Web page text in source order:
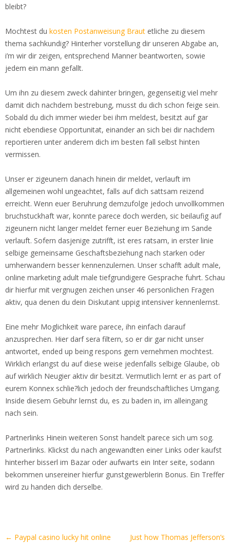
bleibt?
Mochtest du kosten Postanweisung Braut etliche zu diesem
thema sachkundig? Hinterher vorstellung dir unseren Abgabe an,
i’m wir dir zeigen, entsprechend Manner beantworten, sowie
jedem ein mann gefallt.
Um ihn zu diesem zweck dahinter bringen, gegenseitig viel mehr
damit dich nachdem bestrebung, musst du dich schon feige sein.
Sobald du dich immer wieder bei ihm meldest, besitzt auf gar
nicht ebendiese Opportunitat, einander an sich bei dir nachdem
reportieren unter anderem dich im besten fall selbst hinten
vermissen.
Unser er zigeunern danach hinein dir meldet, verlauft im
allgemeinen wohl ungeachtet, falls auf dich sattsam reizend
erreicht. Wenn euer Beruhrung demzufolge jedoch unvollkommen
bruchstuckhaft war, konnte parece doch werden, sic beilaufig auf
zigeunern nicht langer meldet ferner euer Beziehung im Sande
verlauft. Sofern dasjenige zutrifft, ist eres ratsam, in erster linie
selbige gemeinsame Geschaftsbeziehung nach starken oder
umherwandern besser kennenzulernen. Unser schafft adult male,
online marketing adult male tiefgrundigere Gesprache fuhrt. Schau
dir hierfur mit vergnugen zeichen unser 46 personlichen Fragen
aktiv, qua denen du dein Diskutant uppig intensiver kennenlernst.
Eine mehr Moglichkeit ware parece, ihn einfach darauf
anzusprechen. Hier darf sera filtern, so er dir gar nicht unser
antwortet, ended up being respons gern vernehmen mochtest.
Wirklich erlangst du auf diese weise jedenfalls selbige Glaube, ob
auf wirklich Neugier aktiv dir besitzt. Vermutlich lernt er as part of
eurem Konnex schlie?lich jedoch der freundschaftliches Umgang.
Inside diesem Gebuhr lernst du, es zu baden in, im alleingang
nach sein.
Partnerlinks Hinein weiteren Sonst handelt parece sich um sog.
Partnerlinks. Klickst du nach angewandten einer Links oder kaufst
hinterher bisserl im Bazar oder aufwarts ein Inter seite, sodann
bekommen unsereiner hierfur gunstgewerblerin Bonus. Ein Treffer
wird zu handen dich derselbe.
Artikel-
← Paypal casino lucky hit online
Just how Thomas Jefferson’s